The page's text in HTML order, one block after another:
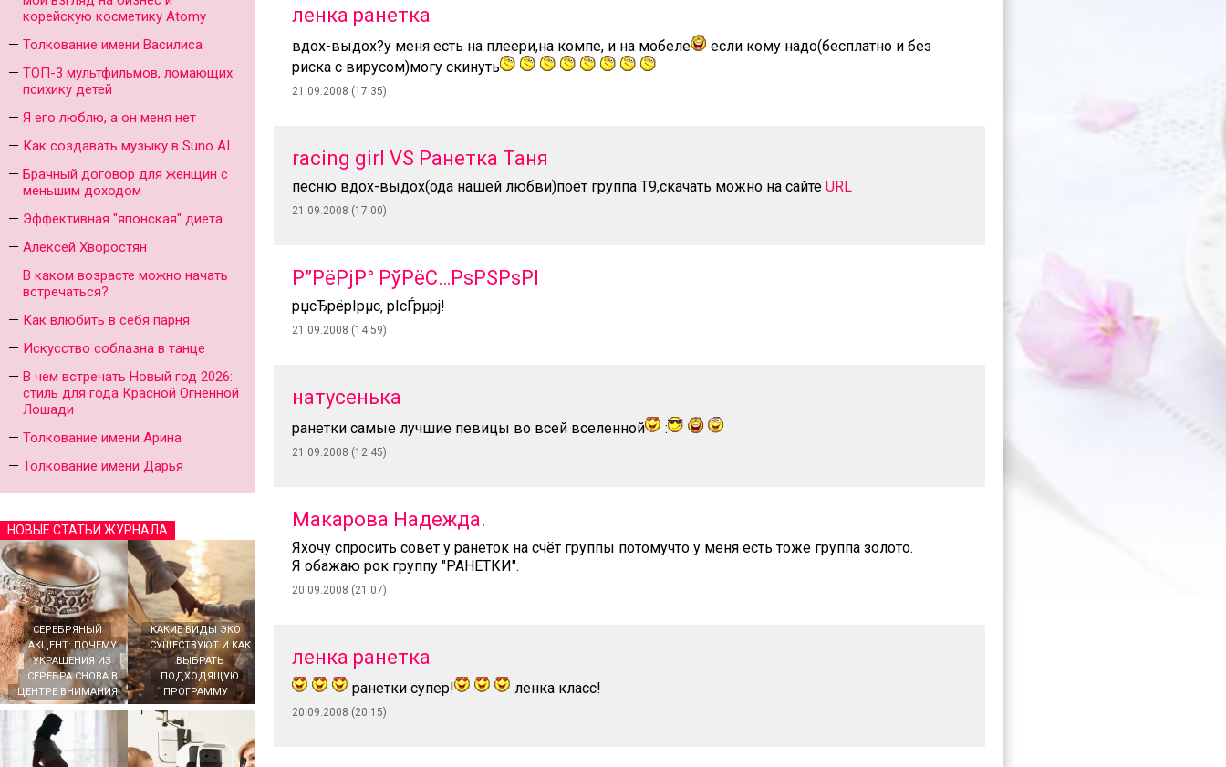
корейскую косметику Atomy
Толкование имени Василиса
ТОП-3 мультфильмов, ломающих
психику детей
Я его люблю, а он меня нет
Как создавать музыку в Suno AI
Брачный договор для женщин с
меньшим доходом
Эффективная "японская" диета
Алексей Хворостян
В каком возрасте можно начать
встречаться?
Как влюбить в себя парня
Искусство соблазна в танце
В чем встречать Новый год 2026:
стиль для года Красной Огненной
Лошади
Толкование имени Арина
Толкование имени Дарья
НОВЫЕ СТАТЬИ ЖУРНАЛА
СЕРЕБРЯНЫЙ
АКЦЕНТ: ПОЧЕМУ
УКРАШЕНИЯ ИЗ
СЕРЕБРА СНОВА В
ЦЕНТРЕ ВНИМАНИЯ
КАКИЕ ВИДЫ ЭКО
СУЩЕСТВУЮТ И КАК
ВЫБРАТЬ
ПОДХОДЯЩУЮ
ПРОГРАММУ
ленка ранетка
вдох-выдох?у меня есть на плеери,на компе, и на мобеле
если кому надо(бесплатно и без
риска с вирусом)могу скинуть
21.09.2008 (17:35)
racing girl VS Ранетка Таня
песню вдох-выдох(ода нашей любви)поёт группа Т9,скачать можно на сайте URL
21.09.2008 (17:00)
Р”РёРјР° РўРёС…РѕРЅРѕРІ
рџсЂрёрІрµс‚ рІсЃрµрј!
21.09.2008 (14:59)
натусенька
ранетки самые лучшие певицы во всей вселенной :
21.09.2008 (12:45)
Макарова Надежда.
Яхочу спросить совет у ранеток на счёт группы потомучто у меня есть тоже группа золото.
Я обажаю рок группу "РАНЕТКИ".
20.09.2008 (21:07)
ленка ранетка
ранетки супер! ленка класс!
20.09.2008 (20:15)